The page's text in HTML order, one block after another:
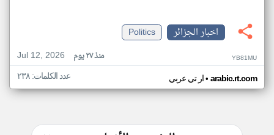
اخبار الجزائر
Politics
Jul 12, 2026
منذ ٢٧ يوم YB81MU
ار تي عربي• arabic.rt.com عدد الكلمات: ٢٣٨